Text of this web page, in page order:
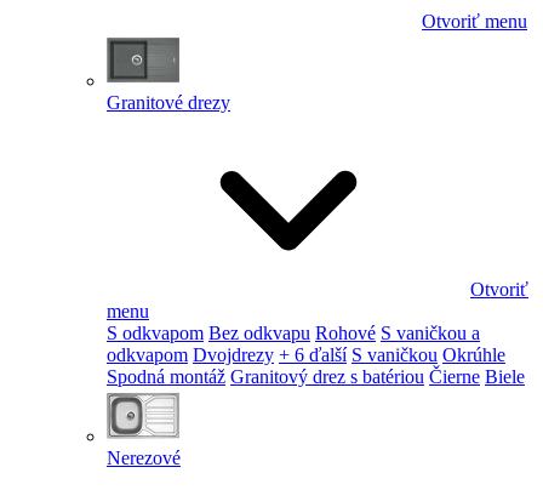
Otvoriť menu
Granitové drezy
Otvoriť
menu
S odkvapom Bez odkvapu Rohové S vaničkou a
odkvapom Dvojdrezy + 6 ďalší S vaničkou Okrúhle
Spodná montáž Granitový drez s batériou Čierne Biele
Nerezové